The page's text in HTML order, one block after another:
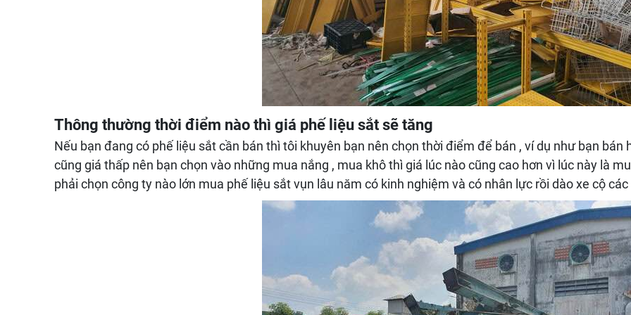
Thông thường thời điểm nào thì giá phế liệu sắt sẽ tăng
Nếu bạn đang có phế liệu sắt cần bán thì tôi khuyên bạn nên chọn thời điểm để bán , ví dụ như bạn
cũng giá thấp nên bạn chọn vào những mua nắng , mua khô thì giá lúc nào cũng cao hơn vì lúc này là
phải chọn công ty nào lớn mua phế liệu sắt vụn lâu năm có kinh nghiệm và có nhân lực rồi dào xe cộ